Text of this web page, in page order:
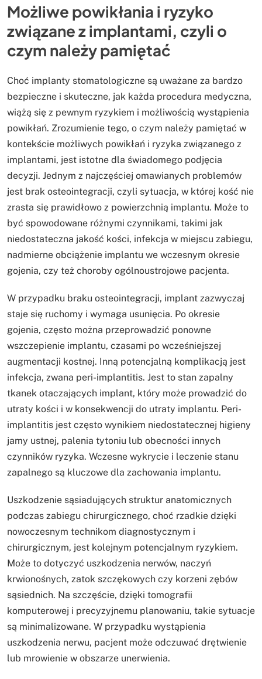
Możliwe powikłania i ryzyko
związane z implantami, czyli o
czym należy pamiętać
Choć implanty stomatologiczne są uważane za bardzo
bezpieczne i skuteczne, jak każda procedura medyczna,
wiążą się z pewnym ryzykiem i możliwością wystąpienia
powikłań. Zrozumienie tego, o czym należy pamiętać w
kontekście możliwych powikłań i ryzyka związanego z
implantami, jest istotne dla świadomego podjęcia
decyzji. Jednym z najczęściej omawianych problemów
jest brak osteointegracji, czyli sytuacja, w której kość nie
zrasta się prawidłowo z powierzchnią implantu. Może to
być spowodowane różnymi czynnikami, takimi jak
niedostateczna jakość kości, infekcja w miejscu zabiegu,
nadmierne obciążenie implantu we wczesnym okresie
gojenia, czy też choroby ogólnoustrojowe pacjenta.
W przypadku braku osteointegracji, implant zazwyczaj
staje się ruchomy i wymaga usunięcia. Po okresie
gojenia, często można przeprowadzić ponowne
wszczepienie implantu, czasami po wcześniejszej
augmentacji kostnej. Inną potencjalną komplikacją jest
infekcja, zwana peri-implantitis. Jest to stan zapalny
tkanek otaczających implant, który może prowadzić do
utraty kości i w konsekwencji do utraty implantu. Peri-
implantitis jest często wynikiem niedostatecznej higieny
jamy ustnej, palenia tytoniu lub obecności innych
czynników ryzyka. Wczesne wykrycie i leczenie stanu
zapalnego są kluczowe dla zachowania implantu.
Uszkodzenie sąsiadujących struktur anatomicznych
podczas zabiegu chirurgicznego, choć rzadkie dzięki
nowoczesnym technikom diagnostycznym i
chirurgicznym, jest kolejnym potencjalnym ryzykiem.
Może to dotyczyć uszkodzenia nerwów, naczyń
krwionośnych, zatok szczękowych czy korzeni zębów
sąsiednich. Na szczęście, dzięki tomografii
komputerowej i precyzyjnemu planowaniu, takie sytuacje
są minimalizowane. W przypadku wystąpienia
uszkodzenia nerwu, pacjent może odczuwać drętwienie
lub mrowienie w obszarze unerwienia.